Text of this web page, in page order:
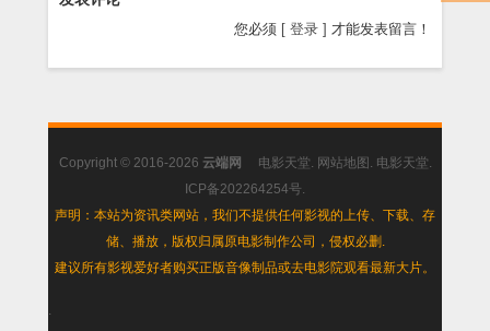
您必须 [ 登录 ] 才能发表留言！
Copyright © 2016-2026 云端网 电影天堂 网站地图 电影天堂
ICP备202264254号
声明：本站为资讯类网站，我们不提供任何影视的上传、下载、存
储、播放，版权归属原电影制作公司，侵权必删.
建议所有影视爱好者购买正版音像制品或去电影院观看最新大片。